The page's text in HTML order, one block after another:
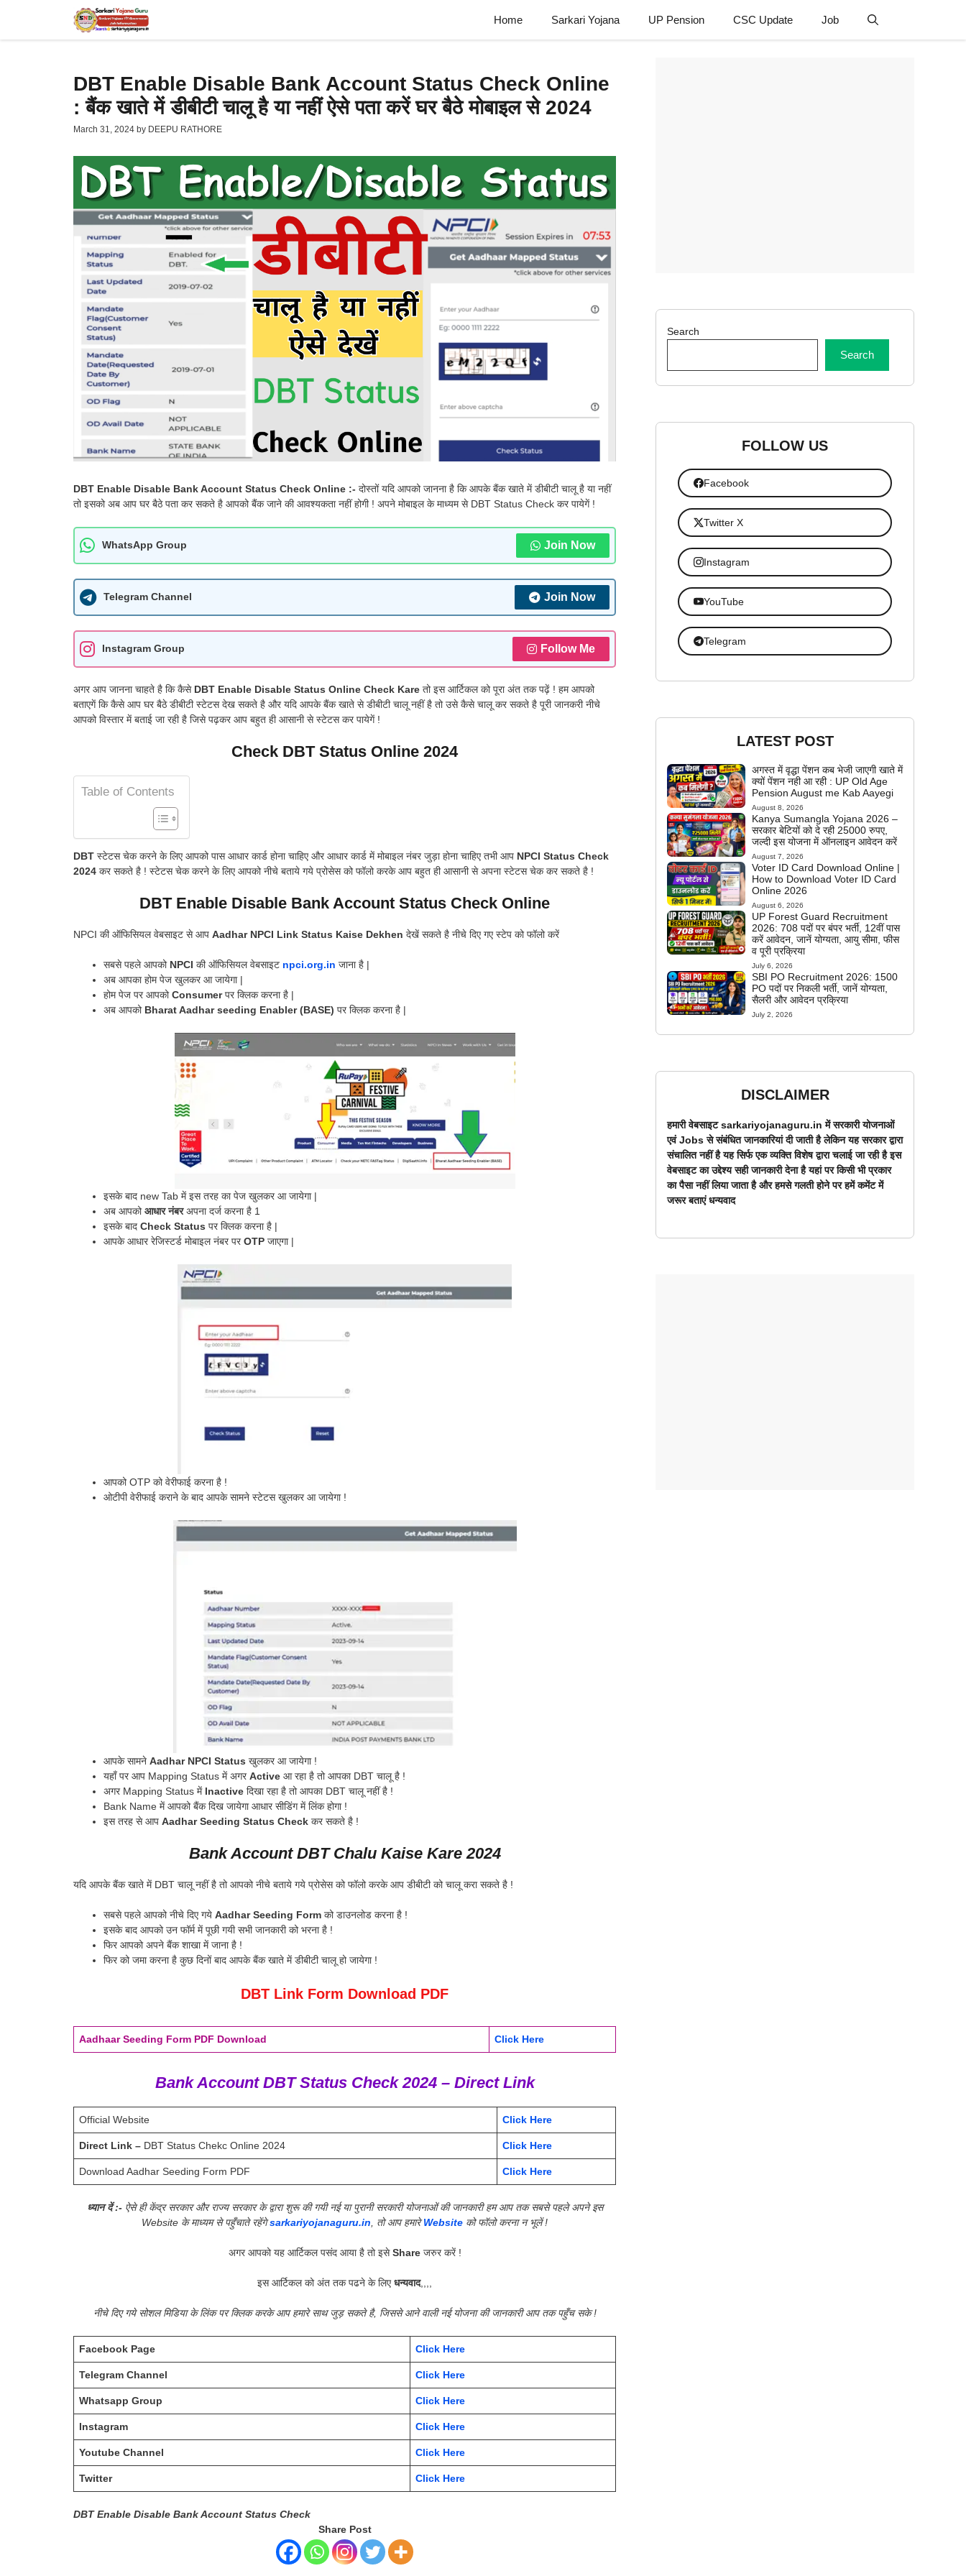
Home Sarkari Yojana UP Pension CSC Update Job
DBT Enable Disable Bank Account Status Check Online
: बैंक खाते में डीबीटी चालू है या नहीं ऐसे पता करें घर बैठे मोबाइल से 2024
March 31, 2024 by DEEPU RATHORE
DBT Enable Disable Bank Account Status Check Online :- दोस्तों यदि आपको जानना है कि आपके बैंक खाते में डीबीटी चालू है या नहीं
तो इसको अब आप घर बैठे पता कर सकते है आपको बैंक जाने की आवश्यकता नहीं होगी ! अपने मोबाइल के माध्यम से DBT Status Check कर पायेगें !
WhatsApp Group Join Now
Telegram Channel Join Now
Instagram Group Follow Me
अगर आप जानना चाहते है कि कैसे DBT Enable Disable Status Online Check Kare तो इस आर्टिकल को पूरा अंत तक पढ़ें ! हम आपको
बताएगें कि कैसे आप घर बैठे डीबीटी स्टेटस देख सकते है और यदि आपके बैंक खाते से डीबीटी चालू नहीं है तो उसे कैसे चालू कर सकते है पूरी जानकरी नीचे
आपको विस्तार में बताई जा रही है जिसे पढ़कर आप बहुत ही आसानी से स्टेटस कर पायेगें !
Check DBT Status Online 2024
Table of Contents
DBT स्टेटस चेक करने के लिए आपको पास आधार कार्ड होना चाहिए और आधार कार्ड में मोबाइल नंबर जुड़ा होना चाहिए तभी आप NPCI Status Check
2024 कर सकते है ! स्टेटस चेक करने के लिए आपको नीचे बताये गये प्रोसेस को फॉलो करके आप बहुत ही आसानी से अपना स्टेटस चेक कर सकते है !
DBT Enable Disable Bank Account Status Check Online
NPCI की ऑफिसियल वेबसाइट से आप Aadhar NPCI Link Status Kaise Dekhen देखें सकते है नीचे दिए गए स्टेप को फॉलो करें
सबसे पहले आपको NPCI की ऑफिसियल वेबसाइट npci.org.in जाना है |
अब आपका होम पेज खुलकर आ जायेगा |
होम पेज पर आपकोConsumerपर क्लिक करना है |
अब आपको Bharat Aadhar seeding Enabler (BASE) पर क्लिक करना है |
इसके बाद new Tab में इस तरह का पेज खुलकर आ जायेगा |
अब आपकोआधार नंबरअपना दर्ज करना है 1
इसके बाद Check Status पर क्लिक करना है |
आपके आधार रेजिस्टर्ड मोबाइल नंबर परOTP जाएगा |
आपको OTP को वेरीफाई करना है !
ओटीपी वेरीफाई कराने के बाद आपके सामने स्टेटस खुलकर आ जायेगा !
आपके सामने Aadhar NPCI Status खुलकर आ जायेगा !
यहाँ पर आप Mapping Status में अगरActive आ रहा है तो आपका DBT चालू है !
अगर Mapping Status में Inactive दिखा रहा है तो आपका DBT चालू नहीं है !
Bank Name में आपको बैंक दिख जायेगा आधार सीडिंग में लिंक होगा !
इस तरह से आप Aadhar Seeding Status Check कर सकते है !
Bank Account DBT Chalu Kaise Kare 2024
यदि आपके बैंक खाते में DBT चालू नहीं है तो आपको नीचे बताये गये प्रोसेस को फॉलो करके आप डीबीटी को चालू करा सकते है !
सबसे पहले आपको नीचे दिए गये Aadhar Seeding Form को डाउनलोड करना है !
इसके बाद आपको उन फॉर्म में पूछी गयी सभी जानकारी को भरना है !
फिर आपको अपने बैंक शाखा में जाना है !
फिर को जमा करना है कुछ दिनों बाद आपके बैंक खाते में डीबीटी चालू हो जायेगा !
DBT Link Form Download PDF
Aadhaar Seeding Form PDF Download Click Here
Bank Account DBT Status Check 2024 – Direct Link
Official Website Click Here
Direct Link – DBT Status Chekc Online 2024 Click Here
Download Aadhar Seeding Form PDF Click Here
ध्यान दें :-ऐसे ही केंद्र सरकार और राज्य सरकार के द्वारा शुरू की गयी नई या पुरानी सरकारी योजनाओं की जानकारी हम आप तक सबसे पहले अपने इस
Website के माध्यम से पहुँचाते रहेंगेsarkariyojanaguru.in , तो आप हमारेWebsite को फॉलो करना न भूलें !
अगर आपको यह आर्टिकल पसंद आया है तो इसेShareजरुर करें !
इस आर्टिकल को अंत तक पढने के लिएधन्यवाद,,,,
नीचे दिए गये सोशल मिडिया के लिंक पर क्लिक करके आप हमारे साथ जुड़ सकते है, जिससे आने वाली नई योजना की जानकारी आप तक पहुँच सके !
Facebook Page Click Here
Telegram Channel Click Here
Whatsapp Group Click Here
Instagram Click Here
Youtube Channel Click Here
Twitter Click Here
DBT Enable Disable Bank Account Status Check
Share Post
Search
Search
FOLLOW US
Facebook
Twitter X
Instagram
YouTube
Telegram
LATEST POST
अगस्त में वृद्धा पेंशन कब भेजी जाएगी खाते में
क्यों पेंशन नही आ रही : UP Old Age
Pension August me Kab Aayegi
August 8, 2026
Kanya Sumangla Yojana 2026 –
सरकार बेटियों को दे रही 25000 रुपए,
जल्दी इस योजना में ऑनलाइन आवेदन करें
August 7, 2026
Voter ID Card Download Online |
How to Download Voter ID Card
Online 2026
August 6, 2026
UP Forest Guard Recruitment
2026: 708 पदों पर बंपर भर्ती, 12वीं पास
करें आवेदन, जानें योग्यता, आयु सीमा, फीस
व पूरी प्रक्रिया
July 6, 2026
SBI PO Recruitment 2026: 1500
PO पदों पर निकली भर्ती, जानें योग्यता,
सैलरी और आवेदन प्रक्रिया
July 2, 2026
DISCLAIMER
हमारी वेबसाइट sarkariyojanaguru.in में सरकारी योजनाओं
एवं Jobs से संबंधित जानकारियां दी जाती है लेकिन यह सरकार द्वारा
संचालित नहीं है यह सिर्फ एक व्यक्ति विशेष द्वारा चलाई जा रही है इस
वेबसाइट का उद्देश्य सही जानकारी देना है यहां पर किसी भी प्रकार
का पैसा नहीं लिया जाता है और हमसे गलती होने पर हमें कमेंट में
जरूर बताएं धन्यवाद